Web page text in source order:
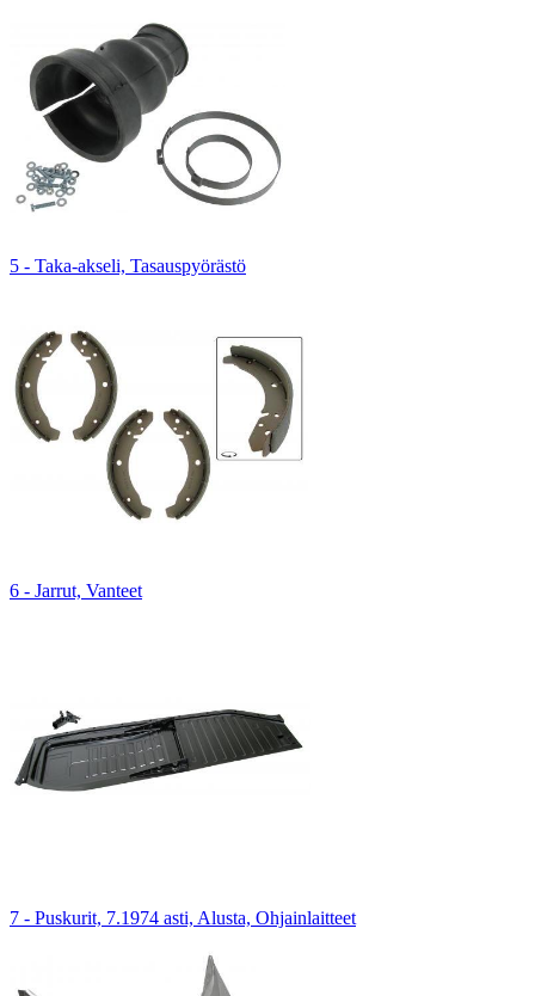
5 - Taka-akseli, Tasauspyörästö
6 - Jarrut, Vanteet
7 - Puskurit, 7.1974 asti, Alusta, Ohjainlaitteet